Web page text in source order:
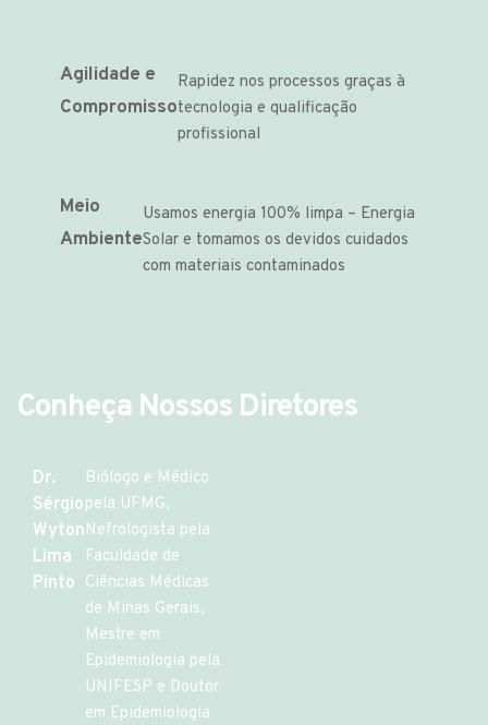
Agilidade e
Compromisso
Rapidez nos processos graças à
tecnologia e qualificação
profissional
Meio
Ambiente
Usamos energia 100% limpa – Energia
Solar e tomamos os devidos cuidados
com materiais contaminados
Conheça Nossos Diretores
Dr.
Sérgio
Wyton
Lima
Pinto
Biólogo e Médico
pela UFMG,
Nefrologista pela
Faculdade de
Ciências Médicas
de Minas Gerais,
Mestre em
Epidemiologia pela
UNIFESP e Doutor
em Epidemiologia